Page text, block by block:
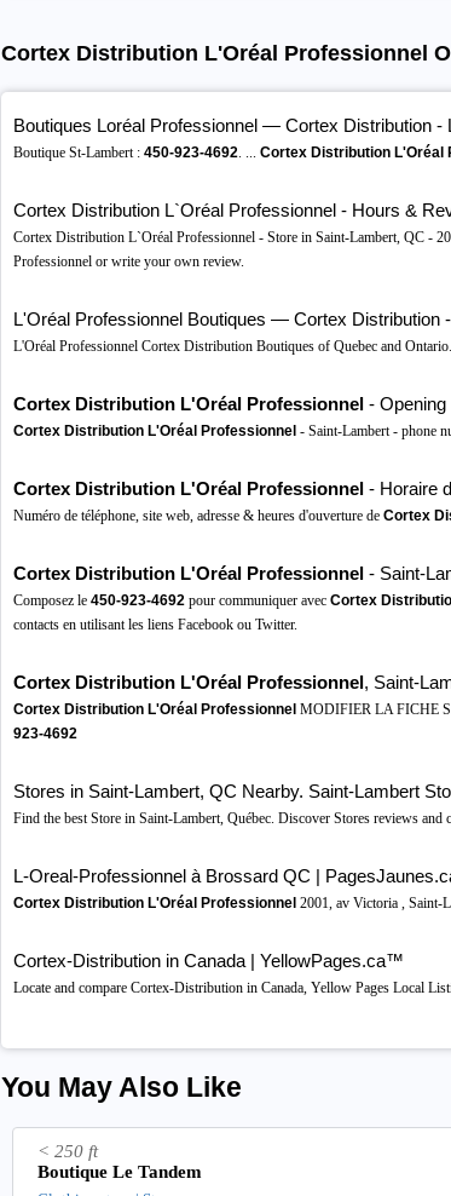
Cortex Distribution L'Oréal Professionnel
Boutiques Loréal Professionnel — Cortex Distribution -
Boutique St-Lambert : 450-923-4692. ... Cortex Distribution L'Oréal
Cortex Distribution L`Oréal Professionnel - Hours &
Cortex Distribution L`Oréal Professionnel - Store in Saint-Lambert, QC -
Professionnel or write your own review.
L'Oréal Professionnel Boutiques — Cortex Distribution
L'Oréal Professionnel Cortex Distribution Boutiques of Quebec and
Cortex Distribution L'Oréal Professionnel- Opening
Cortex Distribution L'Oréal Professionnel - Saint-Lambert - phone
Cortex Distribution L'Oréal Professionnel- Horaire
Numéro de téléphone, site web, adresse & heures d'ouverture de Cortex
Cortex Distribution L'Oréal Professionnel- Saint-
Composez le 450-923-4692pour communiquer avec Cortex
contacts en utilisant les liens Facebook ou Twitter.
Cortex Distribution L'Oréal Professionnel, Saint-
Cortex Distribution L'Oréal Professionnel MODIFIER LA FICHE
923-4692
Stores in Saint-Lambert, QC Nearby. Saint-Lambert
Find the best Store in Saint-Lambert, Québec. Discover Stores reviews
L-Oreal-Professionnel à Brossard QC |
Cortex Distribution L'Oréal Professionnel 2001, av Victoria , Saint-
Cortex-Distribution in Canada | YellowPages.ca™
Locate and compare Cortex-Distribution in Canada, Yellow Pages Local
You May Also Like
< 250 ft
Boutique Le Tandem